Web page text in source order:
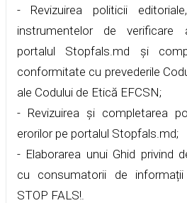
- Revizuirea politicii
instrumentelor de verificare
portalul Stopfals.md și
conformitate cu prevederile
ale Codului de Etică EFCSN;
- Revizuirea și completarea
erorilor pe portalul Stopfals.md;
- Elaborarea unui Ghid privind
cu consumatorii de
STOP FALS!.